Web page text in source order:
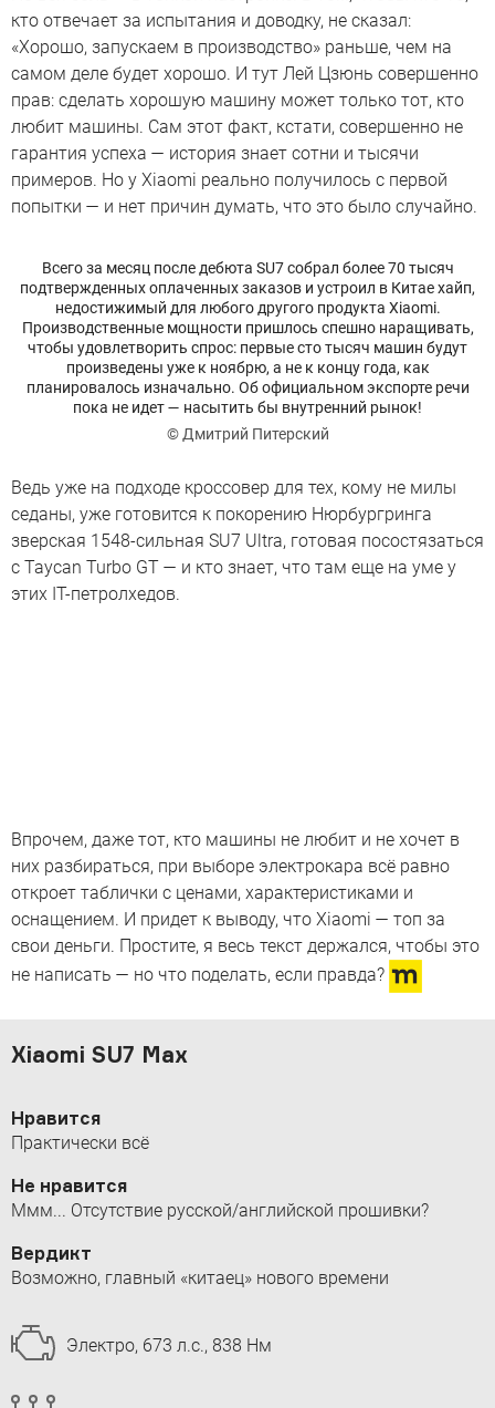
кто отвечает за испытания и доводку, не сказал:
«Хорошо, запускаем в производство» раньше, чем на
самом деле будет хорошо. И тут Лей Цзюнь совершенно
прав: сделать хорошую машину может только тот, кто
любит машины. Сам этот факт, кстати, совершенно не
гарантия успеха — история знает сотни и тысячи
примеров. Но у Xiaomi реально получилось с первой
попытки — и нет причин думать, что это было случайно.
Всего за месяц после дебюта SU7 собрал более 70 тысяч
подтвержденных оплаченных заказов и устроил в Китае хайп,
недостижимый для любого другого продукта Xiaomi.
Производственные мощности пришлось спешно наращивать,
чтобы удовлетворить спрос: первые сто тысяч машин будут
произведены уже к ноябрю, а не к концу года, как
планировалось изначально. Об официальном экспорте речи
пока не идет — насытить бы внутренний рынок!
© Дмитрий Питерский
Ведь уже на подходе кроссовер для тех, кому не милы
седаны, уже готовится к покорению Нюрбургринга
зверская 1548-сильная SU7 Ultra, готовая посостязаться
с Taycan Turbo GT — и кто знает, что там еще на уме у
этих IT-петролхедов.
Впрочем, даже тот, кто машины не любит и не хочет в
них разбираться, при выборе электрокара всё равно
откроет таблички с ценами, характеристиками и
оснащением. И придет к выводу, что Xiaomi — топ за
свои деньги. Простите, я весь текст держался, чтобы это
не написать — но что поделать, если правда?
Xiaomi SU7 Max
Нравится
Практически всё
Не нравится
Ммм... Отсутствие русской/английской прошивки?
Вердикт
Возможно, главный «китаец» нового времени
Электро, 673 л.с., 838 Нм